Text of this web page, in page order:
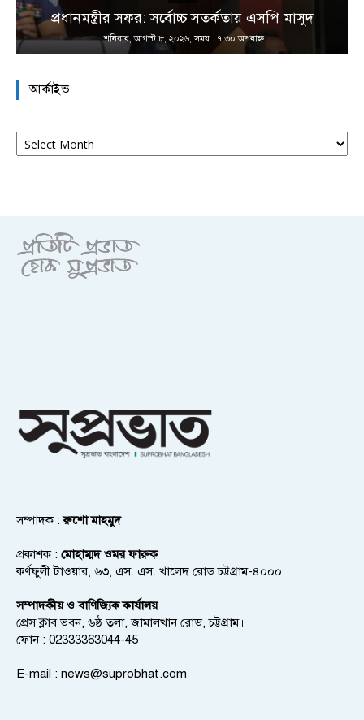
প্রধানমন্ত্রীর সফর: সর্বোচ্চ সতর্কতায় এসপি মাসুদ
শনিবার, আগস্ট ৮, ২০২৬; সময় : ৭:৩০ অপরাহ্ণ
আর্কাইভ
আর্কাইভ
সম্পাদক :রুশো মাহমুদ
প্রকাশক : মোহাম্মদ ওমর ফারুক
কর্ণফুলী টাওয়ার, ৬৩, এস. এস. খালেদ রোড চট্টগ্রাম-৪০০০
সম্পাদকীয় ও বাণিজ্যিক কার্যালয়
প্রেস ক্লাব ভবন, ৬ষ্ঠ তলা, জামালখান রোড, চট্টগ্রাম।
ফোন : 02333363044-45
E-mail : news@suprobhat.com